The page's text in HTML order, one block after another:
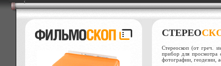
СТЕРЕО
Стереоскоп (от греч.
прибор для просмотра
фотографии, геодезии,